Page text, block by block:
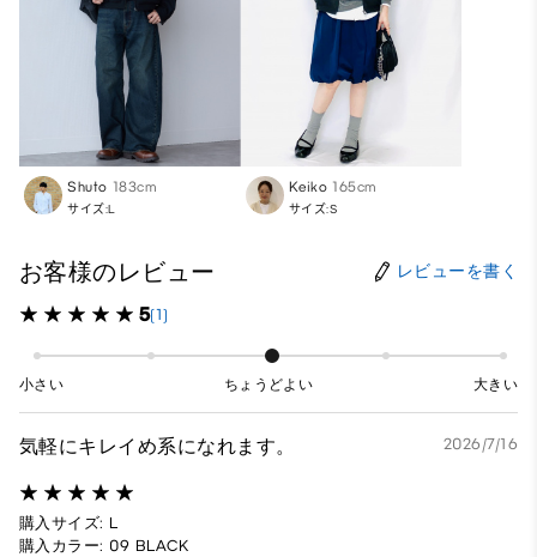
Shuto 183cm
サイズ:L
Keiko 165cm
サイズ:S
お客様のレビュー レビューを書く
5(1)
小さい ちょうどよい 大きい
気軽にキレイめ系になれます。 2026/7/16
購入サイズ: L
購入カラー: 09 BLACK